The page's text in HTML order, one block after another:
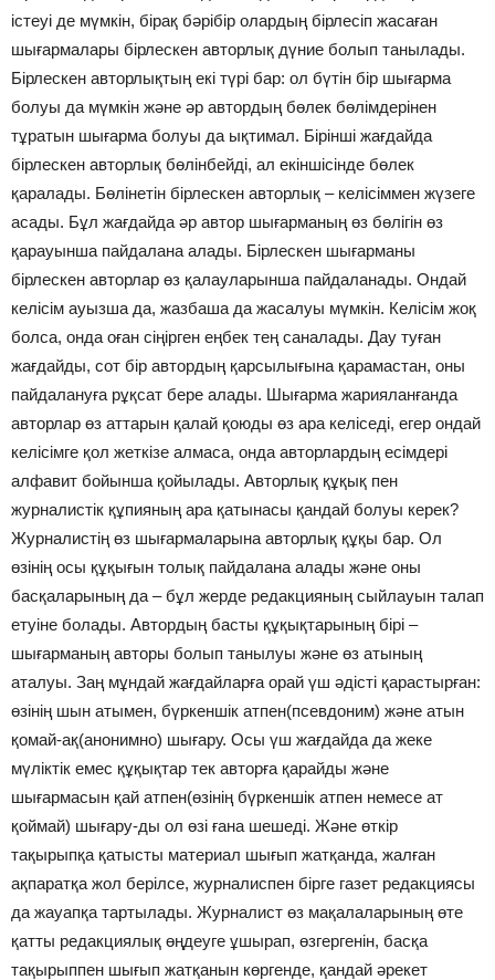
істеуі де мүмкін, бірақ бәрібір олардың бірлесіп жасаған
шығармалары бірлескен авторлық дүние болып танылады.
Бірлескен авторлықтың екі түрі бар: ол бүтін бір шығарма
болуы да мүмкін және әр автордың бөлек бөлімдерінен
тұратын шығарма болуы да ықтимал. Бірінші жағдайда
бірлескен авторлық бөлінбейді, ал екіншісінде бөлек
қаралады. Бөлінетін бірлескен авторлық – келісіммен жүзеге
асады. Бұл жағдайда әр автор шығарманың өз бөлігін өз
қарауынша пайдалана алады. Бірлескен шығарманы
бірлескен авторлар өз қалауларынша пайдаланады. Ондай
келісім ауызша да, жазбаша да жасалуы мүмкін. Келісім жоқ
болса, онда оған сіңірген еңбек тең саналады. Дау туған
жағдайды, сот бір автордың қарсылығына қарамастан, оны
пайдалануға рұқсат бере алады. Шығарма жарияланғанда
авторлар өз аттарын қалай қоюды өз ара келіседі, егер ондай
келісімге қол жеткізе алмаса, онда авторлардың есімдері
алфавит бойынша қойылады. Авторлық құқық пен
журналистік құпияның ара қатынасы қандай болуы керек?
Журналистің өз шығармаларына авторлық құқы бар. Ол
өзінің осы құқығын толық пайдалана алады және оны
басқаларының да – бұл жерде редакцияның сыйлауын талап
етуіне болады. Автордың басты құқықтарының бірі –
шығарманың авторы болып танылуы және өз атының
аталуы. Заң мұндай жағдайларға орай үш әдісті қарастырған:
өзінің шын атымен, бүркеншік атпен(псевдоним) және атын
қомай-ақ(анонимно) шығару. Осы үш жағдайда да жеке
мүліктік емес құқықтар тек авторға қарайды және
шығармасын қай атпен(өзінің бүркеншік атпен немесе ат
қоймай) шығару-ды ол өзі ғана шешеді. Және өткір
тақырыпқа қатысты материал шығып жатқанда, жалған
ақпаратқа жол берілсе, журналиспен бірге газет редакциясы
да жауапқа тартылады. Журналист өз мақалаларының өте
қатты редакциялық өңдеуге ұшырап, өзгергенін, басқа
тақырыппен шығып жатқанын көргенде, қандай әрекет